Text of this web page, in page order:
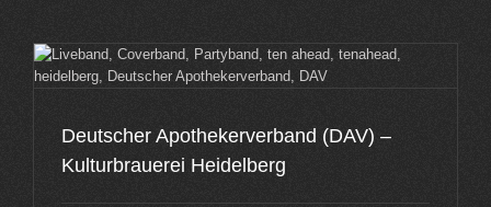
Deutscher Apothekerverband (DAV) –
Kulturbrauerei Heidelberg